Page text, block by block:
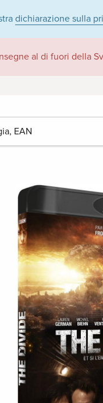
dichiarazione sulla
al di fuori della